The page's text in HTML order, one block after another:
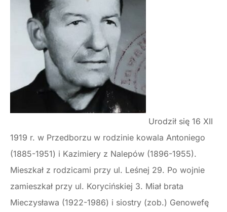
Urodził się 16 XII
1919 r. w Przedborzu w rodzinie kowala Antoniego
(1885-1951) i Kazimiery z Nalepów (1896-1955).
Mieszkał z rodzicami przy ul. Leśnej 29. Po wojnie
zamieszkał przy ul. Korycińskiej 3. Miał brata
Mieczysława (1922-1986) i siostry (zob.) Genowefę